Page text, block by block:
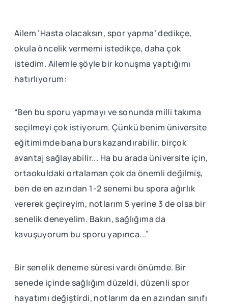
Ailem ‘Hasta olacaksın, spor yapma’ dedikçe,
okula öncelik vermemi istedikçe, daha çok
istedim. Ailemle şöyle bir konuşma yaptığımı
hatırlıyorum:
“Ben bu sporu yapmayı ve sonunda milli takıma
seçilmeyi çok istiyorum. Çünkü benim üniversite
eğitimimde bana burs kazandırabilir, birçok
avantaj sağlayabilir... Ha bu arada üniversite için,
ortaokuldaki ortalaman çok da önemli değilmiş,
ben de en azından 1-2 senemi bu spora ağırlık
vererek geçireyim, notlarım 5 yerine 3 de olsa bir
senelik deneyelim. Bakın, sağlığıma da
kavuşuyorum bu sporu yapınca...”
Bir senelik deneme süresi vardı önümde. Bir
senede içinde sağlığım düzeldi, düzenli spor
hayatımı değiştirdi, notlarım da en azından sınıfı